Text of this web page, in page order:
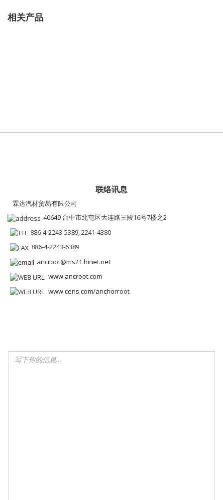
相关产品
联络讯息
霖达汽材贸易有限公司
40649 台中市北屯区大连路三段16号7楼之2
886-4-2243-5389, 2241-4380
886-4-2243-6389
ancroot@ms21.hinet.net
www.ancroot.com
www.cens.com/anchorroot